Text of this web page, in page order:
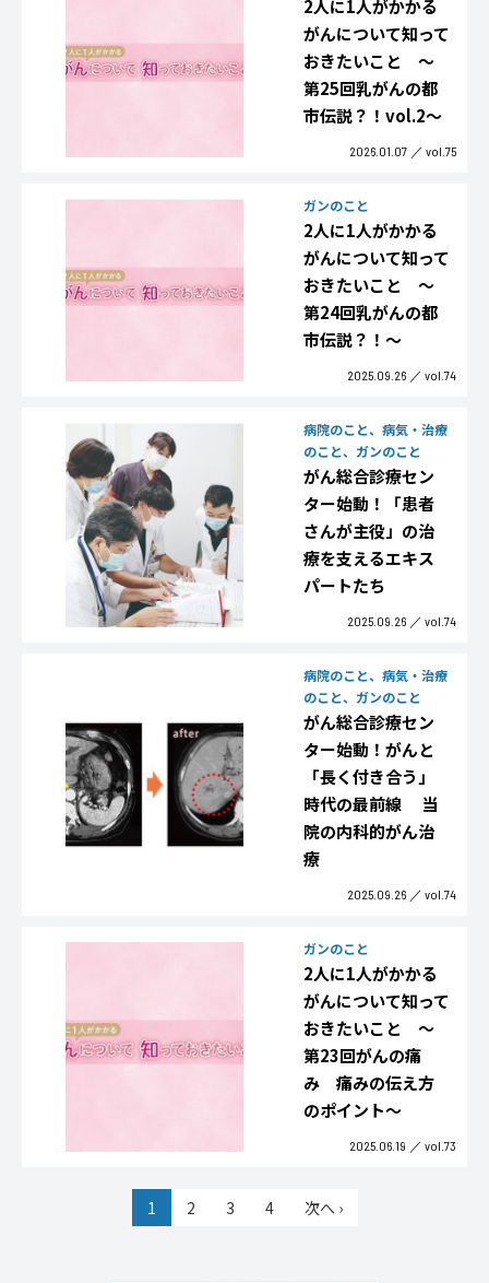
2人に1人がかかる
がんについて知って
おきたいこと ～
第25回乳がんの都
市伝説？！vol.2～
2026.01.07 vol.75
ガンのこと
2人に1人がかかる
がんについて知って
おきたいこと ～
第24回乳がんの都
市伝説？！～
2025.09.26 vol.74
病院のこと、病気・治療
のこと、ガンのこと
がん総合診療セン
ター始動！「患者
さんが主役」の治
療を支えるエキス
パートたち
2025.09.26 vol.74
病院のこと、病気・治療
のこと、ガンのこと
がん総合診療セン
ター始動！がんと
「長く付き合う」
時代の最前線 当
院の内科的がん治
療
2025.09.26 vol.74
ガンのこと
2人に1人がかかる
がんについて知って
おきたいこと ～
第23回がんの痛
み 痛みの伝え方
のポイント～
2025.06.19 vol.73
1 2 3 4 次へ ›